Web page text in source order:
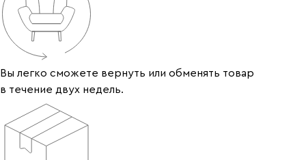
Вы легко сможете вернуть или обменять товар
в течение двух недель.